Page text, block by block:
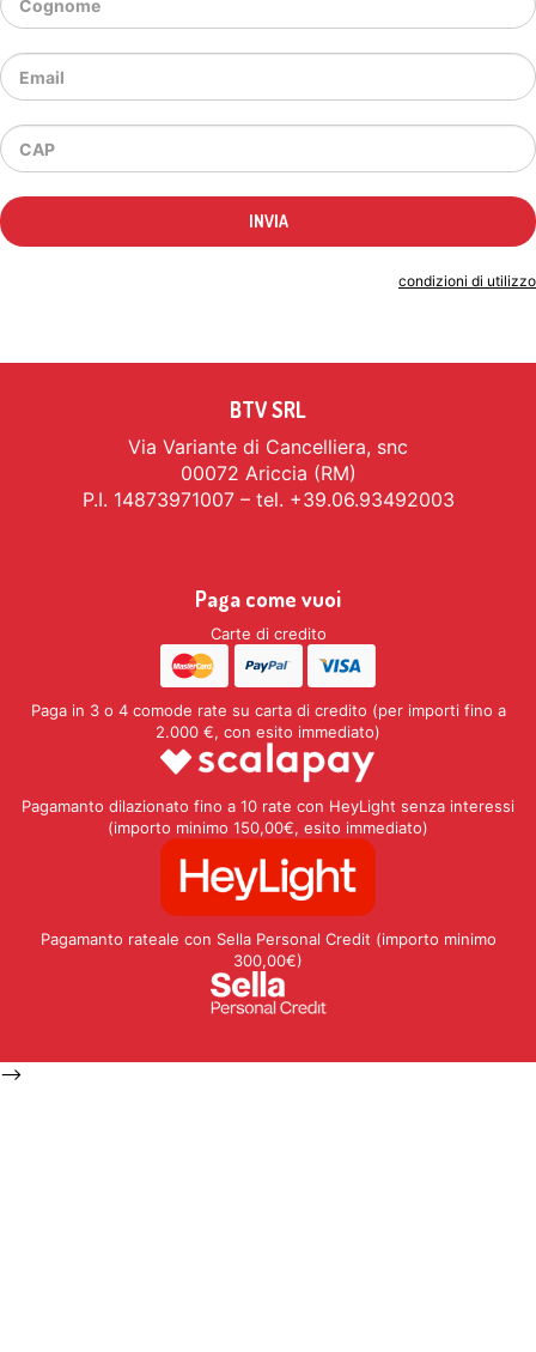
condizioni di utilizzo
BTV SRL
Via Variante di Cancelliera, snc
00072 Ariccia (RM)
P.I. 14873971007 – tel. +39.06.93492003
Paga come vuoi
Carte di credito
Paga in 3 o 4 comode rate su carta di credito (per importi fino a
2.000 €, con esito immediato)
Pagamanto dilazionato fino a 10 rate con HeyLight senza interessi
(importo minimo 150,00€, esito immediato)
Pagamanto rateale con Sella Personal Credit (importo minimo
300,00€)
-->